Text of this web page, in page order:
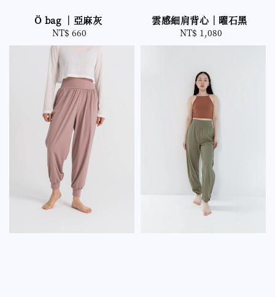
Ö bag ｜亞麻灰
Regular
price
NT$ 660
雲感細肩背心｜曜石黑
Regular
price
NT$ 1,080